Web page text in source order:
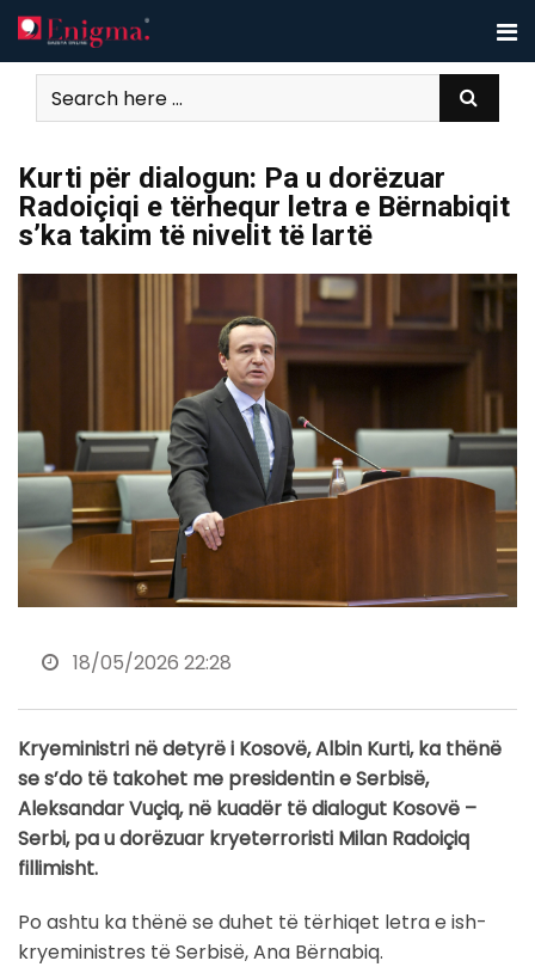
Skip
to
content
Kurti për dialogun: Pa u dorëzuar
Radoiçiqi e tërhequr letra e Bërnabiqit
s’ka takim të nivelit të lartë
18/05/2026 22:28
Kryeministri në detyrë i Kosovë, Albin Kurti, ka thënë
se s’do të takohet me presidentin e Serbisë,
Aleksandar Vuçiq, në kuadër të dialogut Kosovë –
Serbi, pa u dorëzuar kryeterroristi Milan Radoiçiq
fillimisht.
Po ashtu ka thënë se duhet të tërhiqet letra e ish-
kryeministres të Serbisë, Ana Bërnabiq.